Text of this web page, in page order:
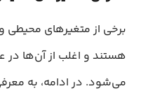
برخی از متغیرهای محیطی
هستند و اغلب از آن‌ها در
می‌شود. در ادامه، به